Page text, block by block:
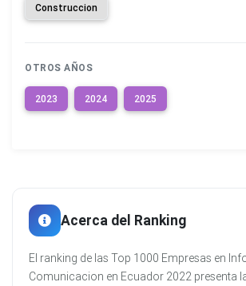
Construccion
OTROS AÑOS
2023 2024 2025
Acerca del Ranking
El ranking de las Top 1000 Empresas en
Comunicacion en Ecuador 2022 presenta